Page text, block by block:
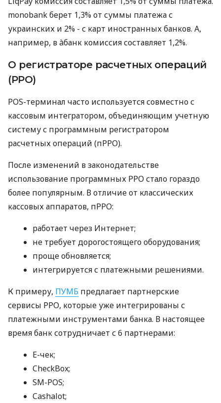
monobank берет 1,3% от суммы платежа с
украинских и 2% - с карт иностранных банков. А,
например, в àбанк комиссия составляет 1,2%.
О регистраторе расчетных операций
(РРО)
POS-терминал часто используется совместно с
кассовым интегратором, объединяющим учетную
систему с программным регистратором
расчетных операций (пРРО).
После изменений в законодательстве
использование программных РРО стало гораздо
более популярным. В отличие от классических
кассовых аппаратов, пРРО:
работает через Интернет;
не требует дорогостоящего оборудования;
проще обновляется;
интегрируется с платежными решениями.
К примеру, ПУМБ предлагает партнерские
сервисы РРО, которые уже интегрированы с
платежными инструментами банка. В настоящее
время банк сотрудничает с 6 партнерами:
E-чек;
CheckBox;
SM-POS;
Cashalot;